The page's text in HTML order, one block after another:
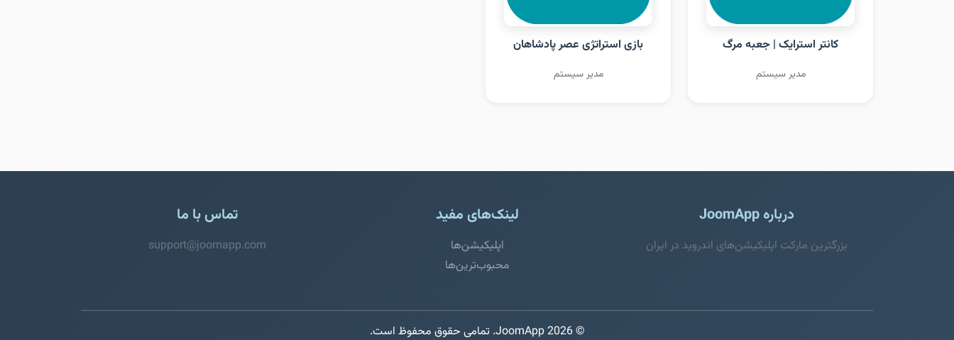
کانتر استرایک | جعبه مرگ
مدیر سیستم
بازی استراتژی عصر پادشاهان
مدیر سیستم
درباره JoomApp
بزرگترین مارکت اپلیکیشن‌های اندروید در ایران
لینک‌های مفید
اپلیکیشن‌ها
محبوب‌ترین‌ها
تماس با ما
support@joomapp.com
© 2026 JoomApp. تمامی حقوق محفوظ است.